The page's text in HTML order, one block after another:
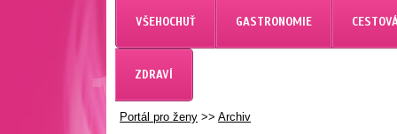
VŠEHOCHUŤ GASTRONOMIE
ZDRAVÍ
Portál pro ženy >> Archiv